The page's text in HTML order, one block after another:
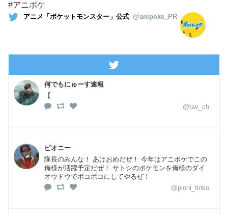
#アニポケ
アニメ「ポケットモンスター」公式 @anipoke_PR
何でもにゅーす速報
【
@tav_ch
ピオニー
隊長のみんな！ あけおめだぜ！ 今年はアニポケでこの
俺様が活躍予定だぜ！ サトシのポケモンを俺様のダイ
オウドウでボコボコにしてやるぜ！
@pioni_tinko